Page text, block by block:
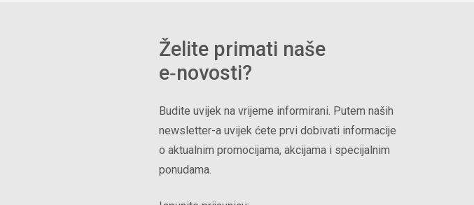
Želite primati naše
e‑novosti?
Budite uvijek na vrijeme informirani. Putem naših
newsletter-a uvijek ćete prvi dobivati informacije
o aktualnim promocijama, akcijama i specijalnim
ponudama.